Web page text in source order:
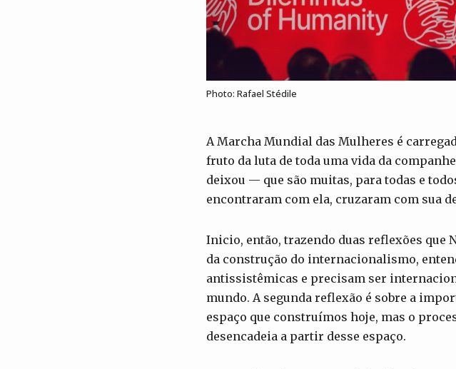
Photo: Rafael Stédile
A Marcha Mundial das Mulheres é
fruto da luta de toda uma vida da
deixou — que são muitas, para todas e
encontraram com ela, cruzaram com sua
Inicio, então, trazendo duas reflexões
da construção do internacionalismo,
antissistêmicas e precisam ser
mundo. A segunda reflexão é sobre a
espaço que construímos hoje, mas o
desencadeia a partir desse espaço.